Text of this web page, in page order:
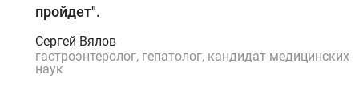
пройдет".
Сергей Вялов
гастроэнтеролог, гепатолог, кандидат медицинских
наук